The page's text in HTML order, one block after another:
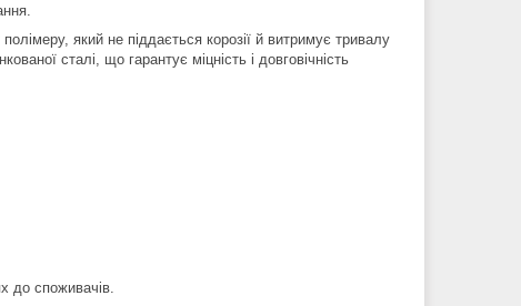
який не піддається корозії й витримує тривалу
сталі, що гарантує міцність і довговічність
до споживачів.